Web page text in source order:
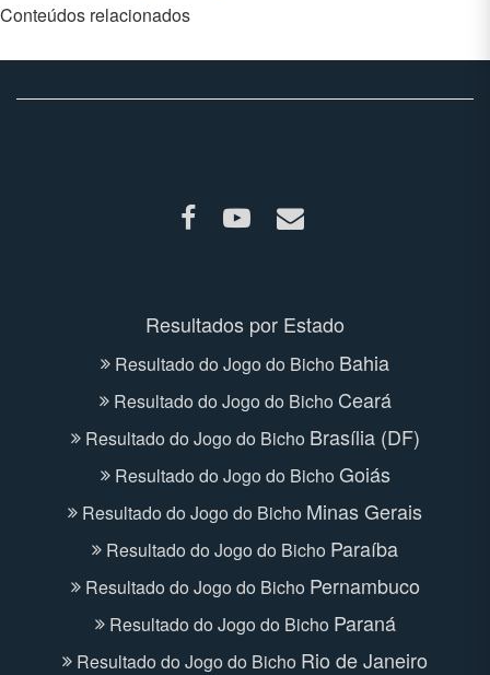
Conteúdos relacionados
Ir
Entrar
Resultados por Estado
Resultado do Jogo do Bicho Bahia
Resultado do Jogo do Bicho Ceará
Resultado do Jogo do Bicho Brasília (DF)
Resultado do Jogo do Bicho Goiás
Resultado do Jogo do Bicho Minas Gerais
Resultado do Jogo do Bicho Paraíba
Resultado do Jogo do Bicho Pernambuco
Resultado do Jogo do Bicho Paraná
Resultado do Jogo do Bicho Rio de Janeiro